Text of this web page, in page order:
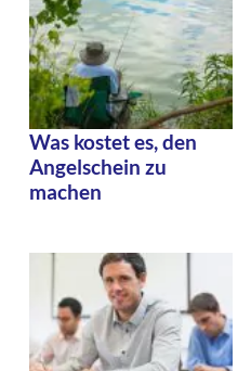
Was kostet es, den
Angelschein zu
machen